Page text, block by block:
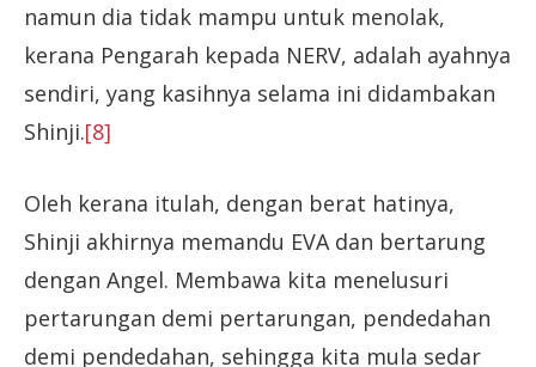
namun dia tidak mampu untuk menolak,
kerana Pengarah kepada NERV, adalah ayahnya
sendiri, yang kasihnya selama ini didambakan
Shinji.[8]
Oleh kerana itulah, dengan berat hatinya,
Shinji akhirnya memandu EVA dan bertarung
dengan Angel. Membawa kita menelusuri
pertarungan demi pertarungan, pendedahan
demi pendedahan, sehingga kita mula sedar